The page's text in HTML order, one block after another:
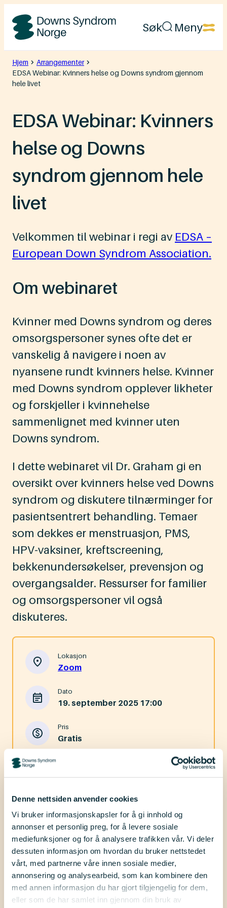
Denne nettsiden anvender cookies
Vi bruker informasjonskapsler for å gi innhold og
annonser et personlig preg, for å levere sosiale
mediefunksjoner og for å analysere trafikken vår. Vi deler
dessuten informasjon om hvordan du bruker nettstedet
vårt, med partnerne våre innen sosiale medier,
annonsering og analysearbeid, som kan kombinere den
med annen informasjon du har gjort tilgjengelig for dem,
eller som de har samlet inn gjennom din bruk av
Hopp
Downs
Syndrom
Norge
Søk Meny
Hjem
Arrangementer
EDSA Webinar: Kvinners helse og Downs syndrom gjennom
hele livet
EDSA Webinar: Kvinners
helse og Downs
syndrom gjennom hele
livet
Velkommen til webinar i regi av EDSA –
European Down Syndrom Association.
Om webinaret
Kvinner med Downs syndrom og deres
omsorgspersoner synes ofte det er
vanskelig å navigere i noen av
nyansene rundt kvinners helse. Kvinner
med Downs syndrom opplever likheter
og forskjeller i kvinnehelse
sammenlignet med kvinner uten
Downs syndrom.
I dette webinaret vil Dr. Graham gi en
oversikt over kvinners helse ved Downs
syndrom og diskutere tilnærminger for
pasientsentrert behandling. Temaer
som dekkes er menstruasjon, PMS,
HPV-vaksiner, kreftscreening,
bekkenundersøkelser, prevensjon og
overgangsalder. Ressurser for familier
og omsorgspersoner vil også
diskuteres.
Lokasjon
Zoom
Dato
19. september 2025 17:00
Pris
Gratis
Registrer deg